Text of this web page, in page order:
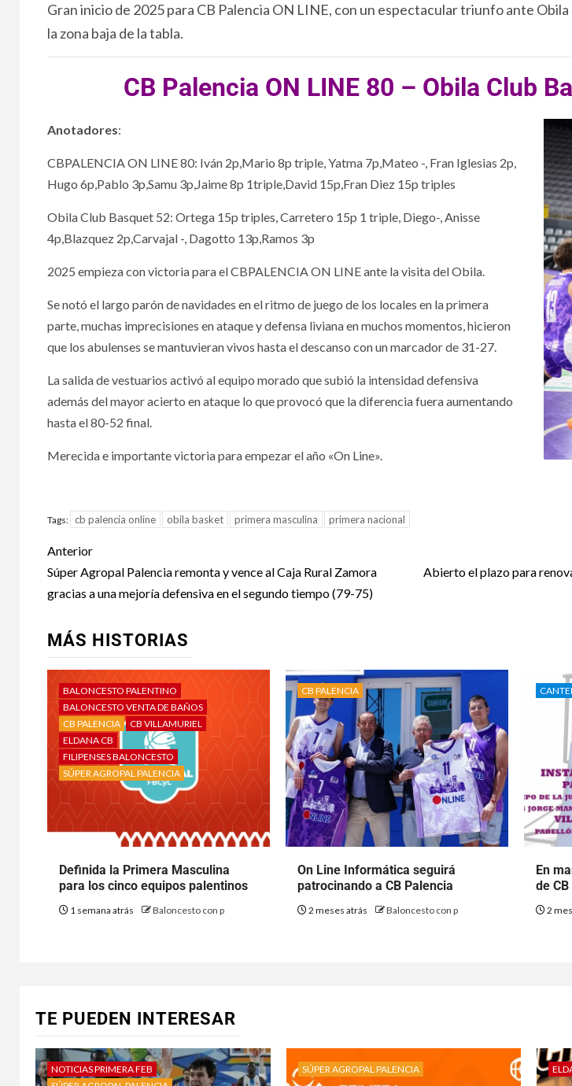
Gran inicio de 2025 para CB Palencia ON LINE, con un espectacular triunfo ante
la zona baja de la tabla.
CB Palencia ON LINE 80 – Obila Club
Anotadores:
CBPALENCIA ON LINE 80: Iván 2p,Mario 8p triple, Yatma 7p,Mateo -, Fran Iglesias 2p,
Hugo 6p,Pablo 3p,Samu 3p,Jaime 8p 1triple,David 15p,Fran Diez 15p triples
Obila Club Basquet 52: Ortega 15p triples, Carretero 15p 1 triple, Diego-, Anisse
4p,Blazquez 2p,Carvajal -, Dagotto 13p,Ramos 3p
2025 empieza con victoria para el CBPALENCIA ON LINE ante la visita del Obila.
Se notó el largo parón de navidades en el ritmo de juego de los locales en la primera
parte, muchas imprecisiones en ataque y defensa liviana en muchos momentos, hicieron
que los abulenses se mantuvieran vivos hasta el descanso con un marcador de 31-27.
La salida de vestuarios activó al equipo morado que subió la intensidad defensiva
además del mayor acierto en ataque lo que provocó que la diferencia fuera aumentando
hasta el 80-52 final.
Merecida e importante victoria para empezar el año «On Line».
Tags: cb palencia online obila basket primera masculina primera nacional
Anterior
Súper Agropal Palencia remonta y vence al Caja Rural Zamora
gracias a una mejoría defensiva en el segundo tiempo (79-75)
Abierto el plazo para
MÁS HISTORIAS
BALONCESTO PALENTINO
BALONCESTO VENTA DE BAÑOS
CB PALENCIA
CB VILLAMURIEL
ELDANA CB
FILIPENSES BALONCESTO
SÚPER AGROPAL PALENCIA
Definida la Primera Masculina
para los cinco equipos palentinos
1 semana atrás Baloncesto con p
CB PALENCIA
On Line Informática seguirá
patrocinando a CB Palencia
2 meses atrás Baloncesto con p
En
de
2
TE PUEDEN INTERESAR
NOTICIAS PRIMERA FEB
SÚPER AGROPAL PALENCIA